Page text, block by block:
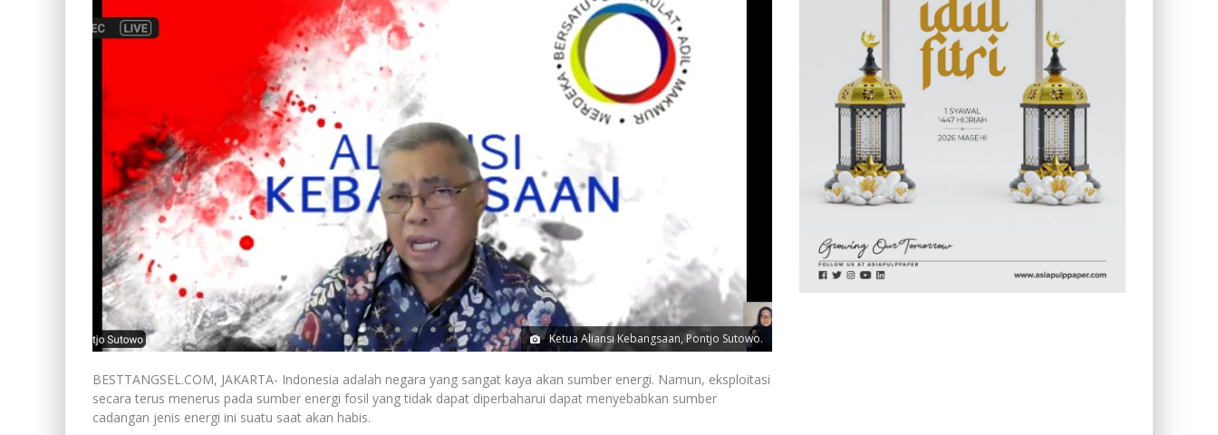
Ketua Aliansi Kebangsaan, Pontjo Sutowo.
BESTTANGSEL.COM, JAKARTA- Indonesia adalah negara yang sangat kaya akan sumber energi. Namun, eksploitasi
secara terus menerus pada sumber energi fosil yang tidak dapat diperbaharui dapat menyebabkan sumber
cadangan jenis energi ini suatu saat akan habis.